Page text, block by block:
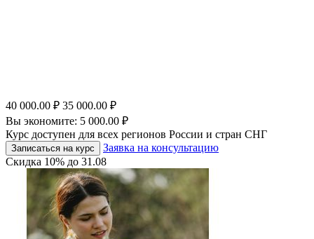
40 000.00 ₽ 35 000.00 ₽
Вы экономите: 5 000.00 ₽
Курс доступен для всех регионов России и стран СНГ
Записаться на курс
Заявка на консультацию
Скидка 10% до 31.08